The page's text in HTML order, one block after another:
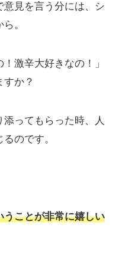
見を言う分には、シ
。
激辛大好きなの！」
すか？
ってもらった時、人
のです。
ことが非常に嬉しい